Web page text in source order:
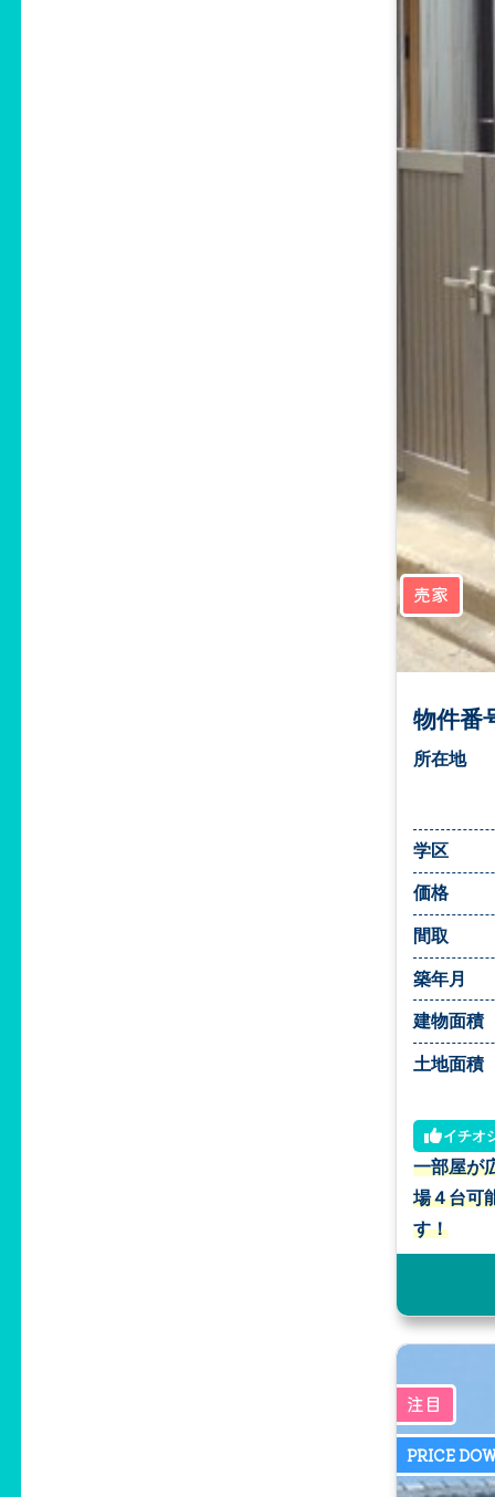
売家
物件番
所在地
学区
価格
間取
築年月
建物面積
土地面積
イチオ
一部屋が
場４台可
す！